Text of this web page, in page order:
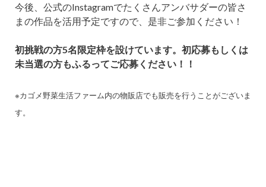
今後、公式のInstagramでたくさんアンバサダーの皆さ
まの作品を活用予定ですので、是非ご参加ください！
初挑戦の方5名限定枠を設けています。初応募もしくは
未当選の方もふるってご応募ください！！
※カゴメ野菜生活ファーム内の物販店でも販売を行うことがございま
す。